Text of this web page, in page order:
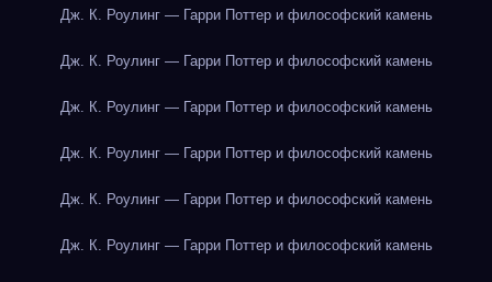
Дж. К. Роулинг — Гарри Поттер и философский камень
Дж. К. Роулинг — Гарри Поттер и философский камень
Дж. К. Роулинг — Гарри Поттер и философский камень
Дж. К. Роулинг — Гарри Поттер и философский камень
Дж. К. Роулинг — Гарри Поттер и философский камень
Дж. К. Роулинг — Гарри Поттер и философский камень